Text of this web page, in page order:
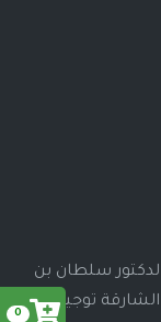
0
الدكتور سلطان بن
توجيهاته